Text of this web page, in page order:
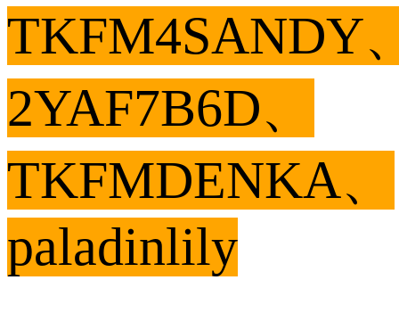
TKFM4SANDY
2YAF7B6D、
TKFMDENKA、
paladinlily